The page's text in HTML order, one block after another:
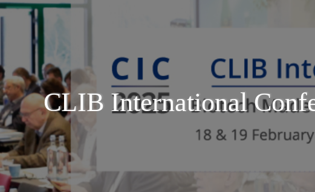
CLIB International